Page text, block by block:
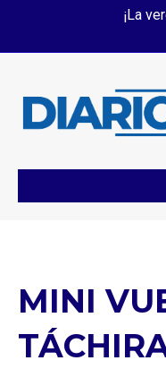
¡La
MINI